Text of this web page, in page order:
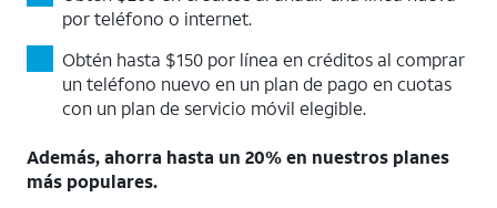
por teléfono o internet.
Obtén hasta $150 por línea en créditos al comprar
un teléfono nuevo en un plan de pago en cuotas
con un plan de servicio móvil elegible.
Además, ahorra hasta un 20% en nuestros planes
más populares.​​